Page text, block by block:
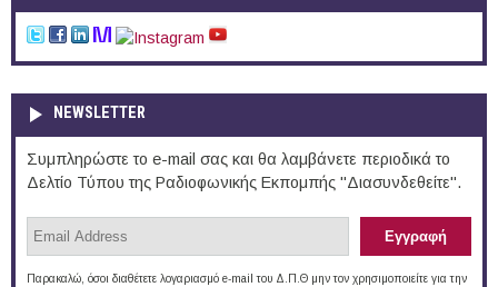
NEWSLETTER
Συμπληρώστε το e-mail σας και θα λαμβάνετε περιοδικά το
Δελτίο Τύπου της Ραδιοφωνικής Εκπομπής "Διασυνδεθείτε".
Παρακαλώ, όσοι διαθέτετε λογαριασμό e-mail του Δ.Π.Θ μην τον χρησιμοποιείτε για την